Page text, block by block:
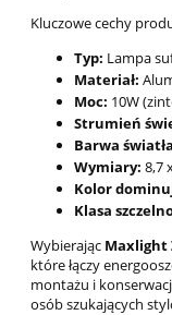
Kluczowe cechy
Typ: Lampa
Materiał:
Moc: 10W
Strumień
Barwa
Wymiary: 8,7
Kolor
Klasa
Wybierając Maxlight
które łączy
montażu i
osób szukających